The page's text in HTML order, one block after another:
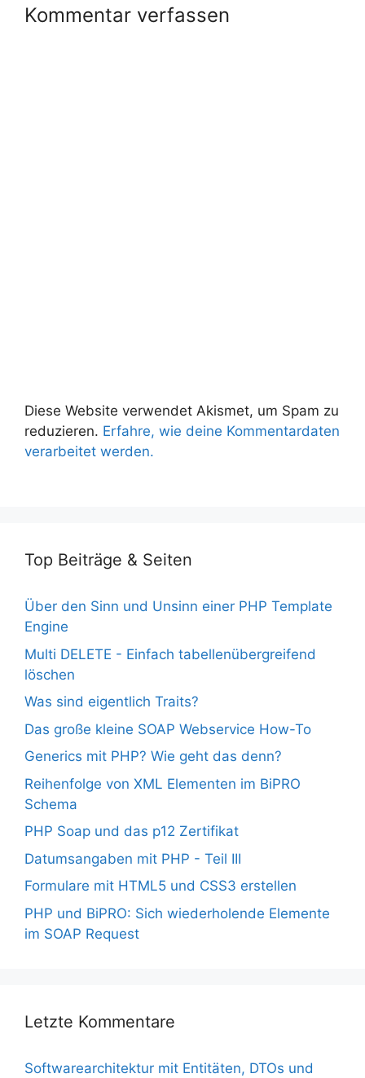
Kommentar verfassen
Diese Website verwendet Akismet, um Spam zu
reduzieren. Erfahre, wie deine Kommentardaten
verarbeitet werden.
Top Beiträge & Seiten
Über den Sinn und Unsinn einer PHP Template
Engine
Multi DELETE - Einfach tabellenübergreifend
löschen
Was sind eigentlich Traits?
Das große kleine SOAP Webservice How-To
Generics mit PHP? Wie geht das denn?
Reihenfolge von XML Elementen im BiPRO
Schema
PHP Soap und das p12 Zertifikat
Datumsangaben mit PHP - Teil III
Formulare mit HTML5 und CSS3 erstellen
PHP und BiPRO: Sich wiederholende Elemente
im SOAP Request
Letzte Kommentare
Softwarearchitektur mit Entitäten, DTOs und